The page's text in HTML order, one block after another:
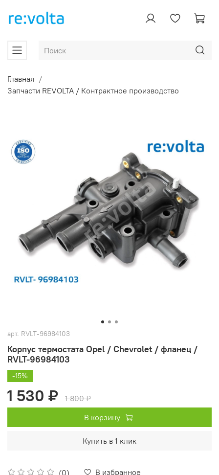
Главная
Запчасти REVOLTA / Контрактное производство
арт. RVLT-96984103
Корпус термостата Opel / Chevrolet / фланец /
RVLT-96984103
(0) В избранное
-15%
1 530 ₽
1 800 ₽
В корзину
Купить в 1 клик